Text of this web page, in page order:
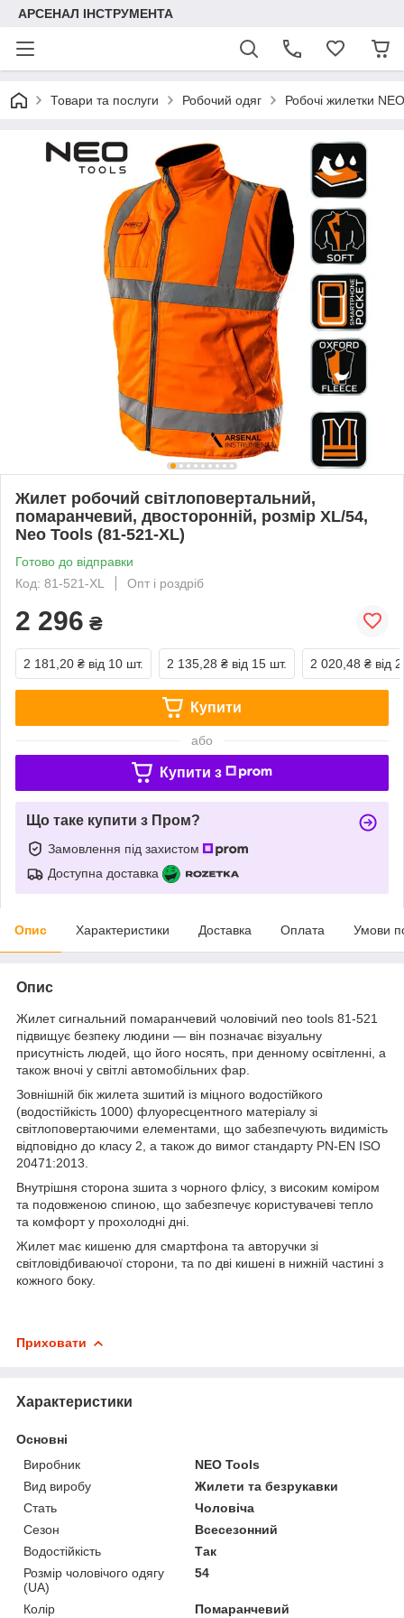
АРСЕНАЛ ІНСТРУМЕНТА
Товари та послуги Робочий одяг Робочі жилетки
Жилет робочий світлоповертальний,
помаранчевий, двосторонній, розмір XL/54,
Neo Tools (81-521-XL)
Готово до відправки
Код: 81-521-XL
Опт і роздріб
2 296 ₴
2 181,20 ₴ від 10 шт. 2 135,28 ₴ від 15 шт. 2 020,48 ₴ від
Купити
або
Купити з
Що таке купити з Пром?
Замовлення під захистом
Доступна доставка
Опис Характеристики Доставка Оплата Умови
Опис
Жилет сигнальний помаранчевий чоловічий neo tools 81-521
підвищує безпеку людини — він позначає візуальну
присутність людей, що його носять, при денному освітленні, а
також вночі у світлі автомобільних фар.
Зовнішній бік жилета зшитий із міцного водостійкого
(водостійкість 1000) флуоресцентного матеріалу зі
світлоповертаючими елементами, що забезпечують видимість
відповідно до класу 2, а також до вимог стандарту PN-EN ISO
20471:2013.
Внутрішня сторона зшита з чорного флісу, з високим коміром
та подовженою спиною, що забезпечує користувачеві тепло
та комфорт у прохолодні дні.
Жилет має кишеню для смартфона та авторучки зі
світловідбиваючої сторони, та по дві кишені в нижній частині з
кожного боку.
Приховати
Характеристики
Основні
Виробник
NEO Tools
Вид виробу
Жилети та безрукавки
Стать
Чоловіча
Сезон
Всесезонний
Водостійкість
Так
Розмір чоловічого одягу
(UA)
54
Колір Помаранчевий